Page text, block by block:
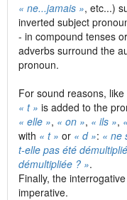
« ne...jamais », etc...)
inverted subject
- in compound tenses
adverbs surround the
pronoun.
For sound reasons,
« t » is added to the
« elle », « on », « ils »,
with « t » or « d »: « ne
t-elle pas été
démultipliée ? ».
Finally, the
imperative.